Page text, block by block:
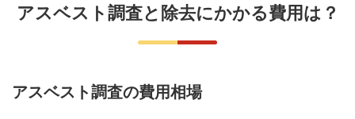
アスベスト調査と除去にかかる費用は？
アスベスト調査の費用相場